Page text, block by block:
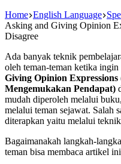
Home English Language
Asking and Giving Opinion
Disagree
Ada banyak teknik
oleh teman-teman ketika ingin
Giving Opinion
Mengemukakan Pendapat)
mudah diperoleh melalui
melalui teman sejawat. Salah
diterapkan yaitu melalui teknik
Bagaimanakah langkah-
teman bisa membaca artikel